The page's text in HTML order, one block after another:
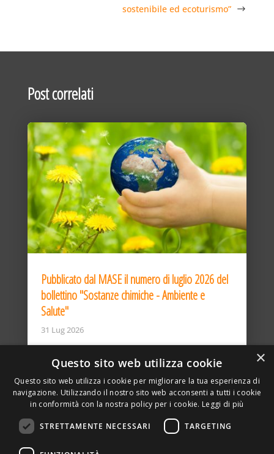
sostenibile ed ecoturismo”
Post correlati
Pubblicato dal MASE il numero di luglio 2026 del
bollettino "Sostanze chimiche - Ambiente e
Salute"
31 Lug 2026
×
Questo sito web utilizza cookie
Questo sito web utilizza i cookie per migliorare la tua esperienza di
navigazione. Utilizzando il nostro sito web acconsenti a tutti i cookie
in conformità con la nostra policy per i cookie. Leggi di più
STRETTAMENTE NECESSARI TARGETING